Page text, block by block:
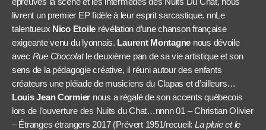
livrent un premier EP fidèle à leur esprit sarcastique. nnLe
talentueux Nico Etoile révélation d’une chanson française
exigeante venu du lyonnais. Laurent Montagne nous dévoile
avec Rue Chocolatle deuxième pan de sa vie artistique et son
sens de la pédagogie créative, il réuni autour des enfants
créateurs une pléiade de musiciens du Clapas et d’ailleurs…
Louis Jean Cormier nous a régalé de son accents québecois
lors de l’ouverture des Nuits du Chat…nnnn 01 – Christian Olivier
– Étranges étrangers 2017 (Prévert 1951/recueil: La pluie et le